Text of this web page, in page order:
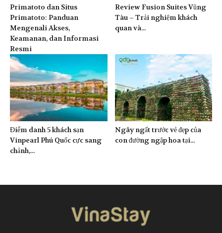
Primatoto dan Situs
Primatoto: Panduan
Mengenali Akses,
Keamanan, dan Informasi
Resmi
Review Fusion Suites Vũng
Tàu – Trải nghiệm khách
quan và...
Điểm danh 5 khách sạn
Vinpearl Phú Quốc cực sang
chảnh,...
Ngây ngất trước vẻ đẹp của
con đường ngập hoa tại...